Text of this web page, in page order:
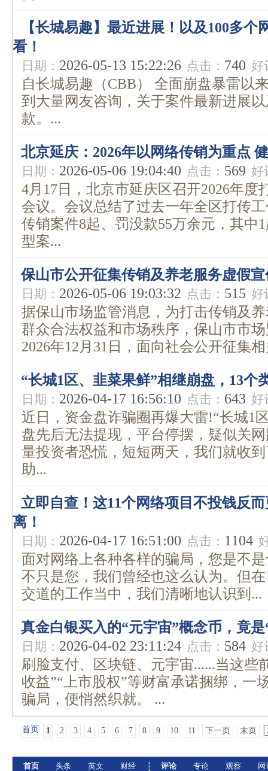
【长城易趣】最近进展！以及100多个
看！
日期： 2026-05-13 15:22:26 点击： 740 好
自长城易趣（CBB） 全面崩盘暴雷以
到大量网友咨询，关于案件最新进展
款。...
北京延庆：2026年以网络传销为重点
日期： 2026-05-06 19:04:40 点击： 569 好
4月17日，北京市延庆区召开2026年度
会议。会议总结了过去一年全区打传
传销案件8起、罚没款55万余元，其中
型案...
保山市公开征集传销及养老服务虚假
日期： 2026-05-06 19:03:32 点击： 515 好
据保山市场监管消息，为打击传销及
群众合法权益和市场秩序，保山市市
2026年12月31日，面向社会公开征集
“长城1区、韭菜果鲜”相继崩盘，13个
日期： 2026-04-17 16:56:10 点击： 643 好
近日，资金盘诈骗圈再爆大雷!“长城1
盘先后无法提现，平台停摆，疑似关
量投资者恐慌，短短两天，我们就收
助...
立即自查！这11个网络项目不投钱反
离！
日期： 2026-04-17 16:51:00 点击： 1104
面对网络上各种各样的骗局，您是不
不只是您，我们曾经也这么认为。但
交道的工作当中，我们清晰地认识到...
真金白银买入的“元宇宙”概念币，竟
日期： 2026-04-02 23:11:24 点击： 584 好
刷脸支付、区块链、元宇宙......当这些
收益”“上市股权”等财富承诺捆绑，一
骗局，便悄然织就。 ...
首页 1 2 3 4 5 6 7 8 9 10 11 下一页 末页
首页
头条
英文
财经
评论
专论
观察
网